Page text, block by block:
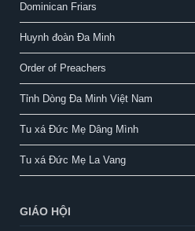
Dominican Friars
Huynh đoàn Đa Minh
Order of Preachers
Tỉnh Dòng Đa Minh Việt Nam
Tu xá Đức Mẹ Dâng Mình
Tu xá Đức Mẹ La Vang
GIÁO HỘI